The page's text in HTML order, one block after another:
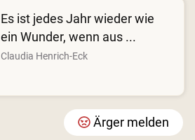
Es ist jedes Jahr wieder wie
ein Wunder, wenn aus ...
Claudia Henrich-Eck
Ärger melden